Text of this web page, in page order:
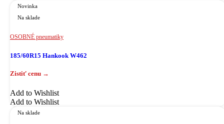
Novinka
Na sklade
OSOBNÉ pneumatiky
185/60R15 Hankook W462
Add to Wishlist
Add to Wishlist
Na sklade